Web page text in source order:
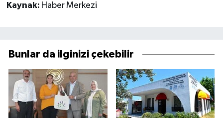
Kaynak: Haber Merkezi
Bunlar da ilginizi çekebilir